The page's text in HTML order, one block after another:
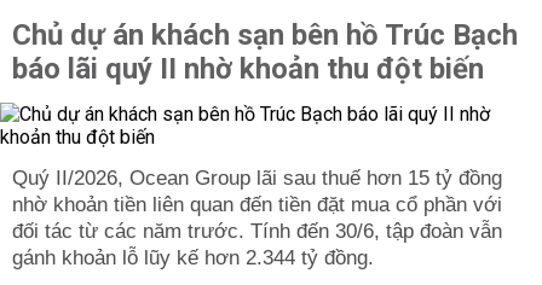
Chủ dự án khách sạn bên hồ Trúc Bạch
báo lãi quý II nhờ khoản thu đột biến
Quý II/2026, Ocean Group lãi sau thuế hơn 15 tỷ đồng
nhờ khoản tiền liên quan đến tiền đặt mua cổ phần với
đối tác từ các năm trước. Tính đến 30/6, tập đoàn vẫn
gánh khoản lỗ lũy kế hơn 2.344 tỷ đồng.